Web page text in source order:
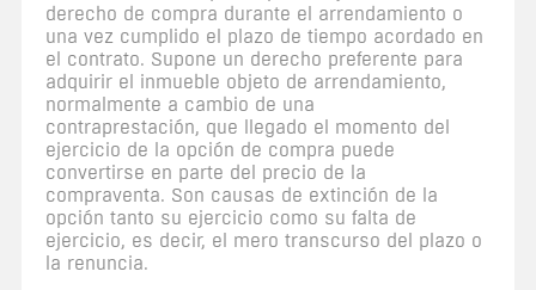
derecho de compra durante el arrendamiento o
una vez cumplido el plazo de tiempo acordado en
el contrato. Supone un derecho preferente para
adquirir el inmueble objeto de arrendamiento,
normalmente a cambio de una
contraprestación, que llegado el momento del
ejercicio de la opción de compra puede
convertirse en parte del precio de la
compraventa. Son causas de extinción de la
opción tanto su ejercicio como su falta de
ejercicio, es decir, el mero transcurso del plazo o
la renuncia.